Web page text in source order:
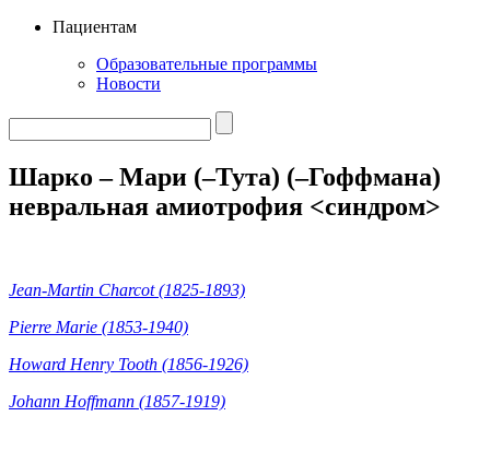
Пациентам
Образовательные программы
Новости
Шарко – Мари (–Тута) (–Гоффмана)
невральная амиотрофия <синдром>
Jean-Martin Charcot (1825-1893)
Pierre Marie (1853-1940)
Howard Henry Tooth (1856-1926)
Johann Hoffmann (1857-1919)